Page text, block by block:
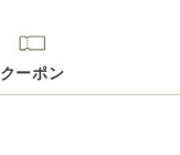
クーポン